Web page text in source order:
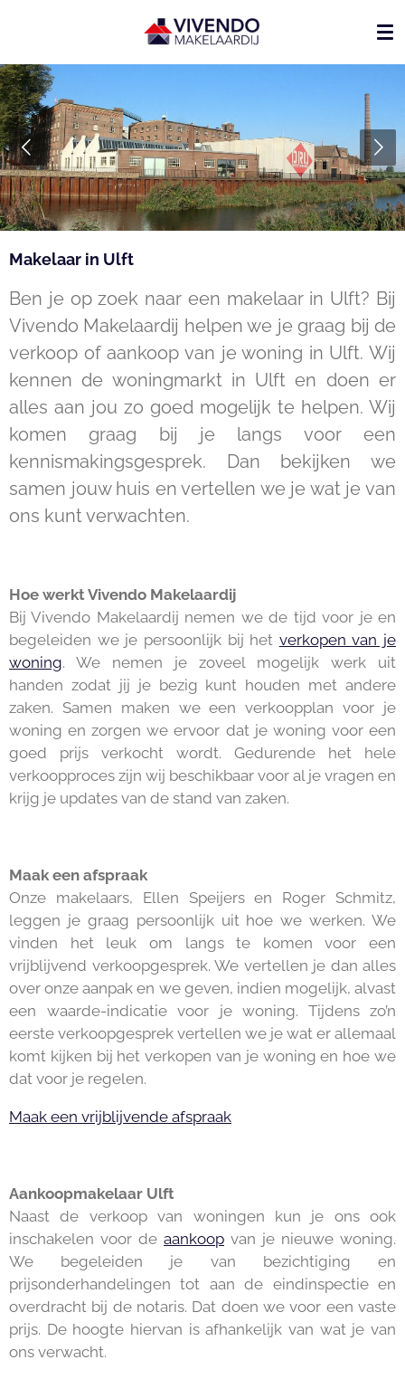
naar
de
hoofdinhoud
Makelaar in Ulft
Ben je op zoek naar een makelaar in Ulft? Bij
Vivendo Makelaardij helpen we je graag bij de
verkoop of aankoop van je woning in Ulft. Wij
kennen de woningmarkt in Ulft en doen er
alles aan jou zo goed mogelijk te helpen. Wij
komen graag bij je langs voor een
kennismakingsgesprek. Dan bekijken we
samen jouw huis en vertellen we je wat je van
ons kunt verwachten.
Hoe werkt Vivendo Makelaardij
Bij Vivendo Makelaardij nemen we de tijd voor je en
begeleiden we je persoonlijk bij het verkopen van je
woning. We nemen je zoveel mogelijk werk uit
handen zodat jij je bezig kunt houden met andere
zaken. Samen maken we een verkoopplan voor je
woning en zorgen we ervoor dat je woning voor een
goed prijs verkocht wordt. Gedurende het hele
verkoopproces zijn wij beschikbaar voor al je vragen en
krijg je updates van de stand van zaken.
Maak een afspraak
Onze makelaars, Ellen Speijers en Roger Schmitz,
leggen je graag persoonlijk uit hoe we werken. We
vinden het leuk om langs te komen voor een
vrijblijvend verkoopgesprek. We vertellen je dan alles
over onze aanpak en we geven, indien mogelijk, alvast
een waarde-indicatie voor je woning. Tijdens zo’n
eerste verkoopgesprek vertellen we je wat er allemaal
komt kijken bij het verkopen van je woning en hoe we
dat voor je regelen.
Maak een vrijblijvende afspraak
Aankoopmakelaar Ulft
Naast de verkoop van woningen kun je ons ook
inschakelen voor de aankoop van je nieuwe woning.
We begeleiden je van bezichtiging en
prijsonderhandelingen tot aan de eindinspectie en
overdracht bij de notaris. Dat doen we voor een vaste
prijs. De hoogte hiervan is afhankelijk van wat je van
ons verwacht.